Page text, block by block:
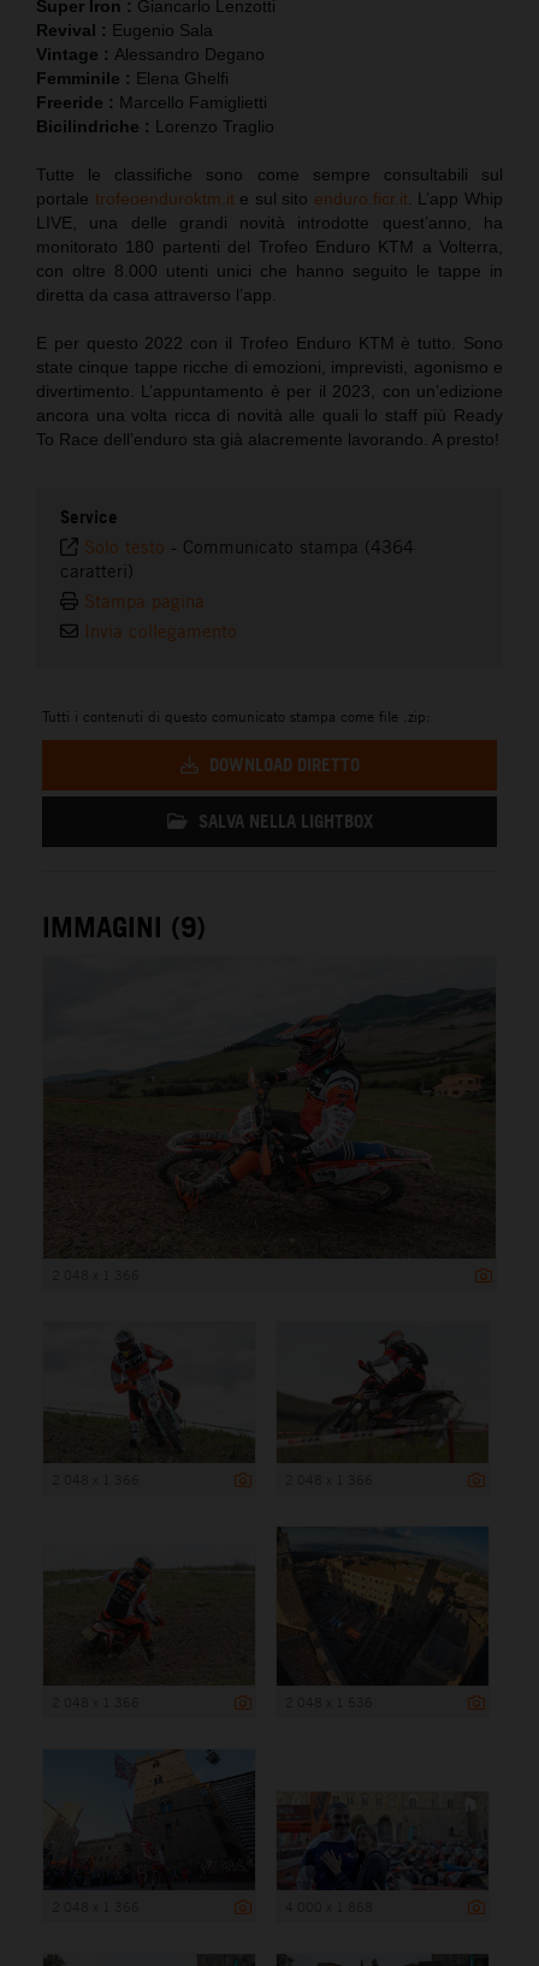
Super Iron : Giancarlo Lenzotti
Revival : Eugenio Sala
Vintage : Alessandro Degano
Femminile : Elena Ghelfi
Freeride : Marcello Famiglietti
Bicilindriche : Lorenzo Traglio
Tutte le classifiche sono come sempre consultabili sul
portale trofeoenduroktm.it e sul sito enduro.ficr.it . L’app Whip
LIVE, una delle grandi novità introdotte quest’anno, ha
monitorato 180 partenti del Trofeo Enduro KTM a Volterra,
con oltre 8.000 utenti unici che hanno seguito le tappe in
diretta da casa attraverso l’app.
E per questo 2022 con il Trofeo Enduro KTM è tutto. Sono
state cinque tappe ricche di emozioni, imprevisti, agonismo e
divertimento. L’appuntamento è per il 2023, con un’edizione
ancora una volta ricca di novità alle quali lo staff più Ready
To Race dell’enduro sta già alacremente lavorando. A presto!
Service
Solo testo - Communicato stampa (4364
caratteri)
Stampa pagina
Invia collegamento
Tutti i contenuti di questo comunicato stampa come file .zip:
DOWNLOAD DIRETTO
SALVA NELLA LIGHTBOX
IMMAGINI (9)